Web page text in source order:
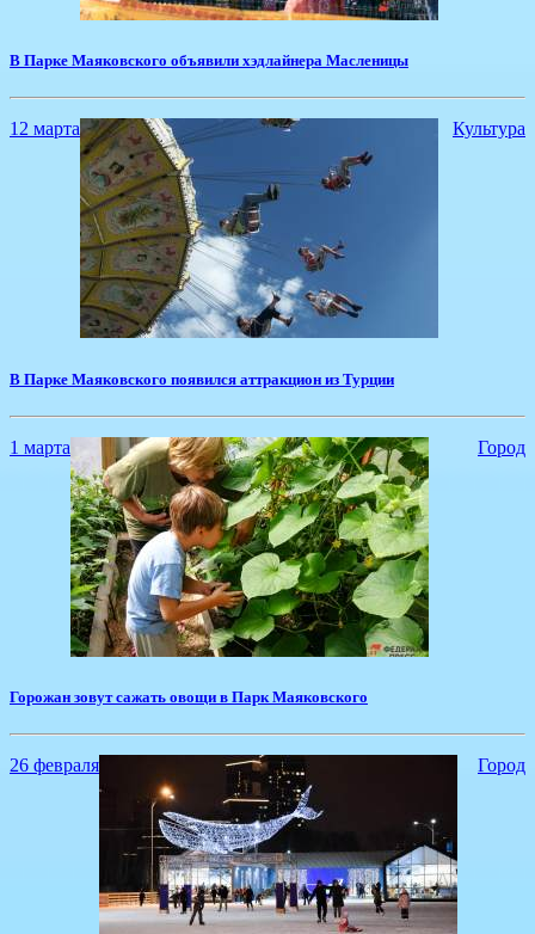
​В Парке Маяковского объявили хэдлайнера Масленицы
12 марта Культура
В Парке Маяковского появился аттракцион из Турции
1 марта Город
Горожан зовут сажать овощи в Парк Маяковского
26 февраля Город